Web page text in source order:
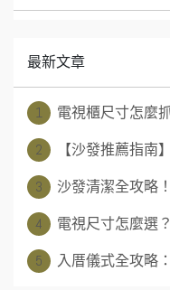
最新文章
1
電視櫃尺寸怎麼
2
【沙發推薦指南
3
沙發清潔全攻略
4
電視尺寸怎麼選
5
入厝儀式全攻略